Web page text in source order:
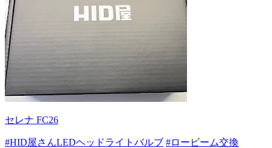
セレナ FC26
#HID屋さんLEDヘッドライトバルブ #ロービーム交換